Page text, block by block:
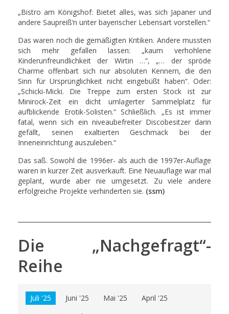
„Bistro am Königshof: Bietet alles, was sich Japaner und
andere Saupreiß‘n unter bayerischer Lebensart vorstellen.“
Das waren noch die gemäßigten Kritiken. Andere mussten
sich mehr gefallen lassen: „kaum verhohlene
Kinderunfreundlichkeit der Wirtin …“, „… der spröde
Charme offenbart sich nur absoluten Kennern, die den
Sinn für Ursprünglichkeit nicht eingebüßt haben“. Oder:
„Schicki-Micki. Die Treppe zum ersten Stock ist zur
Minirock-Zeit ein dicht umlagerter Sammelplatz für
aufblickende Erotik-Solisten.“ Schließlich. „Es ist immer
fatal, wenn sich ein niveaubefreiter Discobesitzer darin
gefällt, seinen exaltierten Geschmack bei der
Inneneinrichtung auszuleben.“
Das saß. Sowohl die 1996er- als auch die 1997er-Auflage
waren in kurzer Zeit ausverkauft. Eine Neuauflage war mal
geplant, wurde aber nie umgesetzt. Zu viele andere
erfolgreiche Projekte verhinderten sie. (ssm)
Die „Nachgefragt“-
Reihe
Juli '25 Juni '25 Mai '25
April '25